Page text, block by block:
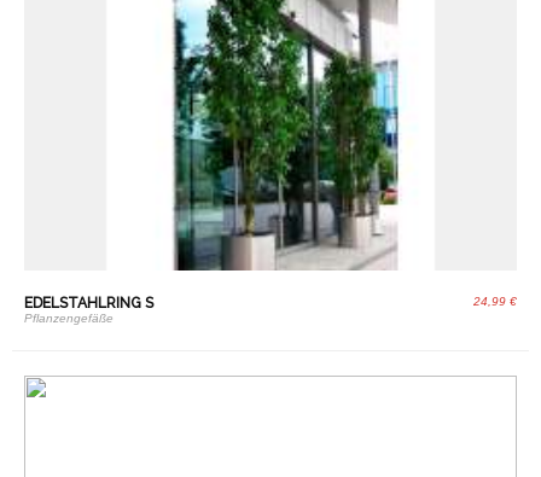
24,99 €
EDELSTAHLRING S
Pflanzengefäße